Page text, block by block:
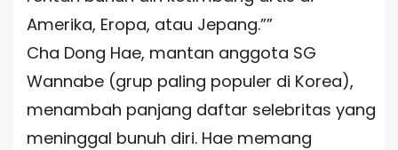
Amerika, Eropa, atau Jepang. ”
Cha Dong Hae, mantan anggota SG
Wannabe (grup paling populer di Korea),
menambah panjang daftar selebritas yang
meninggal bunuh diri. Hae memang